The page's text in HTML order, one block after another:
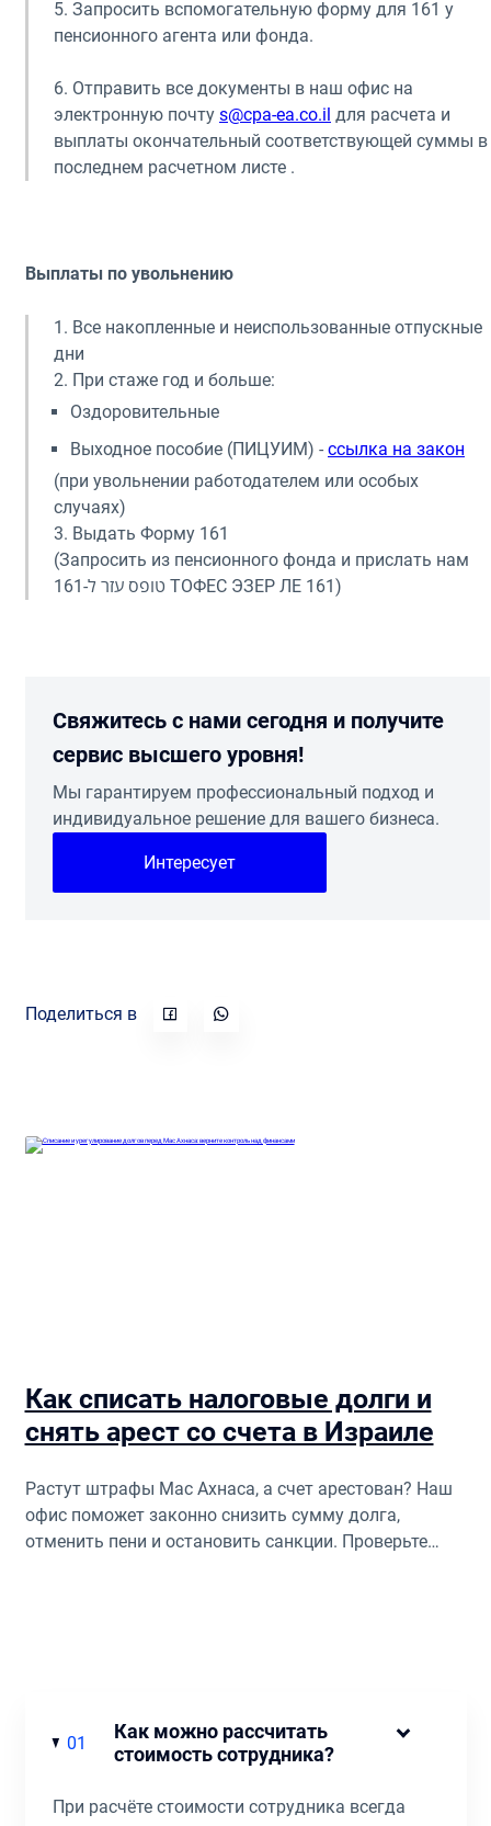
5. Запросить вспомогательную форму для 161 у
пенсионного агента или фонда.
6. Отправить все документы в наш офис на
электронную почту s@cpa-ea.co.il для расчета и
выплаты окончательный соответствующей суммы в
последнем расчетном листе .
Выплаты по увольнению
1. Все накопленные и неиспользованные отпускные
дни
2. При стаже год и больше:
Оздоровительные
Выходное пособие (ПИЦУИМ) - ссылка на закон
(при увольнении работодателем или особых
случаях)
3. Выдать Форму 161
(Запросить из пенсионного фонда и прислать нам
טופס עזר ל-161 ТОФЕС ЭЗЕР ЛЕ 161)
Свяжитесь с нами сегодня и получите
сервис высшего уровня!
Мы гарантируем профессиональный подход и
индивидуальное решение для вашего бизнеса.
Интересует
Поделиться в
Как списать налоговые долги и
снять арест со счета в Израиле
Растут штрафы Мас Ахнаса, а счет арестован? Наш
офис поможет законно снизить сумму долга,
отменить пени и остановить санкции. Проверьте
01
Как можно рассчитать
стоимость сотрудника?
При расчёте стоимости сотрудника всегда